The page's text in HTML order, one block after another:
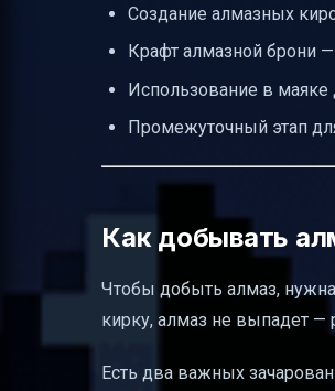
FAQ — частые
Полезные ссылки
Создание алмазных
Крафт алмазной брони
Использование в маяке
Промежуточный этап
Как добывать
Чтобы добыть алмаз, нужна
кирку, алмаз не выпадет —
Есть два важных